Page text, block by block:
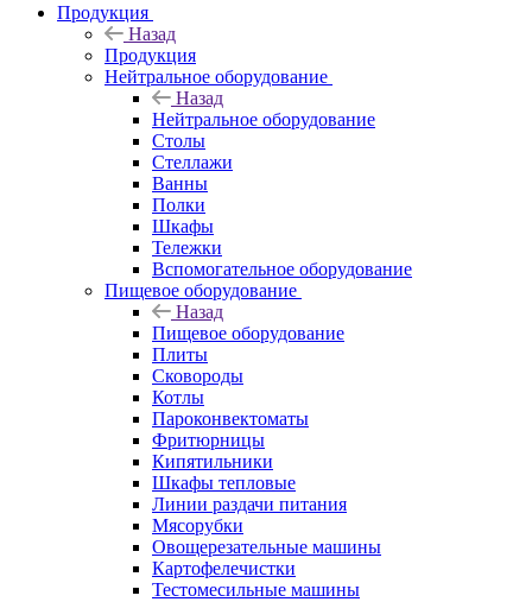
Продукция
Назад
Продукция
Нейтральное оборудование
Назад
Нейтральное оборудование
Столы
Стеллажи
Ванны
Полки
Шкафы
Тележки
Вспомогательное оборудование
Пищевое оборудование
Назад
Пищевое оборудование
Плиты
Сковороды
Котлы
Пароконвектоматы
Фритюрницы
Кипятильники
Шкафы тепловые
Линии раздачи питания
Мясорубки
Овощерезательные машины
Картофелечистки
Тестомесильные машины